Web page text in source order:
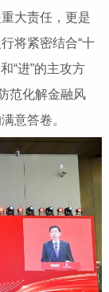
大责任，更是
将紧密结合“十
“进”的主攻方
范化解金融风
意答卷。